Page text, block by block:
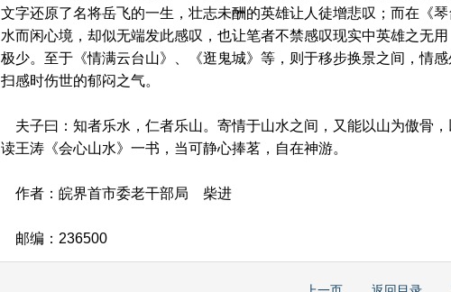
文字还原了名将岳飞的一生，壮志未酬的英雄让人徒增悲叹；而在《
水而闲心境，却似无端发此感叹，也让笔者不禁感叹现实中英雄之无
极少。至于《情满云台山》、《逛鬼城》等，则于移步换景之间，情
扫感时伤世的郁闷之气。
夫子曰：知者乐水，仁者乐山。寄情于山水之间，又能以山为傲骨
读王涛《会心山水》一书，当可静心捧茗，自在神游。
作者：皖界首市委老干部局 柴进
邮编：236500